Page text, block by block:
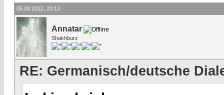
05.08.2012, 20:13
Annatar
Shakhburz
RE: Germanisch/deutsche